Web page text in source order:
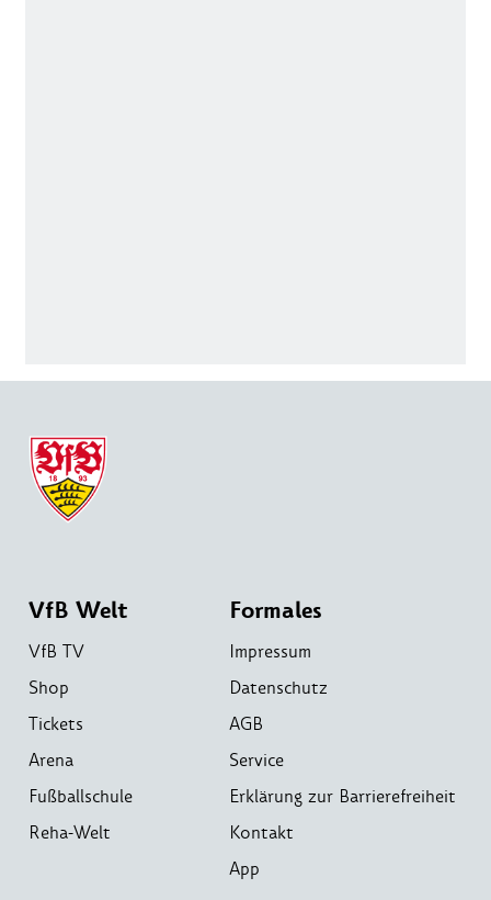
VfB Welt
VfB TV
Shop
Tickets
Arena
Fußballschule
Reha-Welt
Formales
Impressum
Datenschutz
AGB
Service
Erklärung zur Barrierefreiheit
Kontakt
App